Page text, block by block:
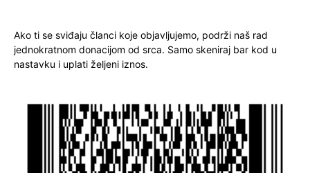
Ako ti se sviđaju članci koje objavljujemo, podrži naš rad
jednokratnom donacijom od srca. Samo skeniraj bar kod u
nastavku i uplati željeni iznos.